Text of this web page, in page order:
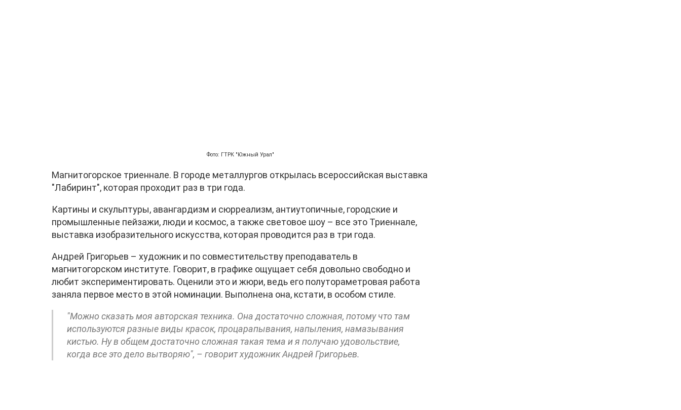
Фото: ГТРК "Южный Урал"
Магнитогорское триеннале. В городе металлургов открылась всероссийская выставка
"Лабиринт", которая проходит раз в три года.
Картины и скульптуры, авангардизм и сюрреализм, антиутопичные, городские и
промышленные пейзажи, люди и космос, а также световое шоу – все это Триеннале,
выставка изобразительного искусства, которая проводится раз в три года.
Андрей Григорьев – художник и по совместительству преподаватель в
магнитогорском институте. Говорит, в графике ощущает себя довольно свободно и
любит экспериментировать. Оценили это и жюри, ведь его полутораметровая работа
заняла первое место в этой номинации. Выполнена она, кстати, в особом стиле.
"Можно сказать моя авторская техника. Она достаточно сложная, потому что там
используются разные виды красок, процарапывания, напыления, намазывания
кистью. Ну в общем достаточно сложная такая тема и я получаю удовольствие,
когда все это дело вытворяю", – говорит художник Андрей Григорьев.